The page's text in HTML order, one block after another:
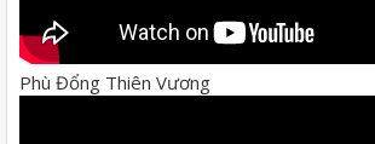
Phù Đổng Thiên Vương